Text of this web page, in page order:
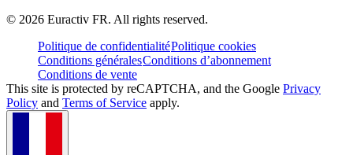
© 2026 Euractiv FR. All rights reserved.
Politique de confidentialitéPolitique cookies
Conditions généralesConditions d’abonnement
Conditions de vente
This site is protected by reCAPTCHA, and the Google Privacy
Policy and Terms of Service apply.